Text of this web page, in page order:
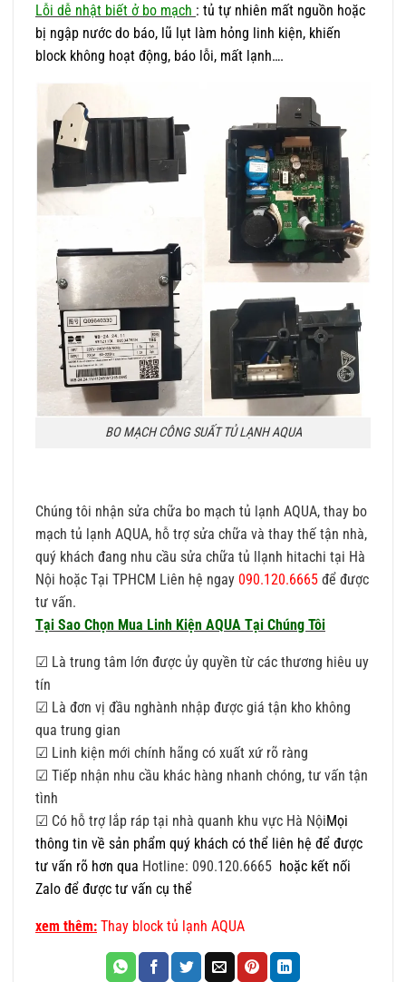
Lỗi dễ nhật biết ở bo mạch : tủ tự nhiên mất nguồn hoặc
bị ngập nước do báo, lũ lụt làm hỏng linh kiện, khiến
block không hoạt động, báo lỗi, mất lạnh….
BO MẠCH CÔNG SUẤT TỦ LẠNH AQUA
Chúng tôi nhận sửa chữa bo mạch tủ lạnh AQUA, thay bo
mạch tủ lạnh AQUA, hỗ trợ sửa chữa và thay thế tận nhà,
quý khách đang nhu cầu sửa chữa tủ llạnh hitachi tại Hà
Nội hoặc Tại TPHCM Liên hệ ngay 090.120.6665 để được
tư vấn.
Tại Sao Chọn Mua Linh Kiện AQUA Tại Chúng Tôi
☑ Là trung tâm lớn được ủy quyền từ các thương hiêu uy
tín
☑ Là đơn vị đầu nghành nhập được giá tận kho không
qua trung gian
☑ Linh kiện mới chính hãng có xuất xứ rõ ràng
☑ Tiếp nhận nhu cầu khác hàng nhanh chóng, tư vấn tận
tình
☑ Có hỗ trợ lắp ráp tại nhà quanh khu vực Hà NộiMọi
thông tin về sản phẩm quý khách có thể liên hệ để được
tư vấn rõ hơn qua Hotline: 090.120.6665 hoặc kết nối
Zalo để được tư vấn cụ thể
xem thêm: Thay block tủ lạnh AQUA